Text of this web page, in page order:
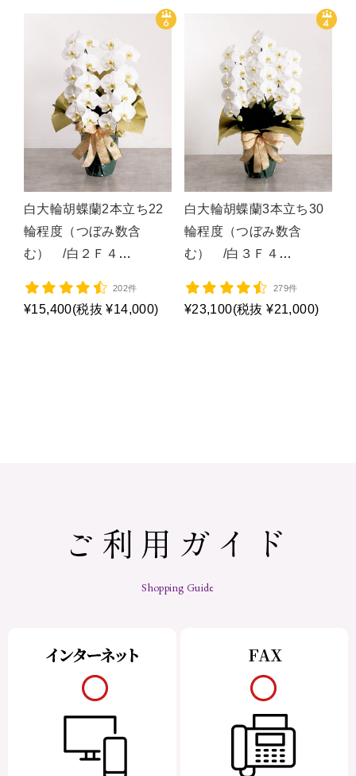
白大輪胡蝶蘭2本立ち22
輪程度（つぼみ数含
む） /白２Ｆ４
202件
¥15,400(税抜 ¥14,000)
白大輪胡蝶蘭3本立ち30
輪程度（つぼみ数含
む） /白３Ｆ４
279件
¥23,100(税抜 ¥21,000)
ご利用ガイド
Shopping Guide